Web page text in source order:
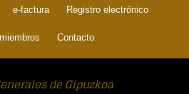
e-factura Registro electrónico
Contacto
de Gipuzkoa